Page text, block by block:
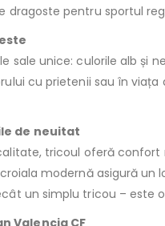
dragoste pentru sportul
sale unice: culorile alb și
cu prietenii sau în viața
de neuitat
tricoul oferă
modernă asigură un
un simplu tricou – este